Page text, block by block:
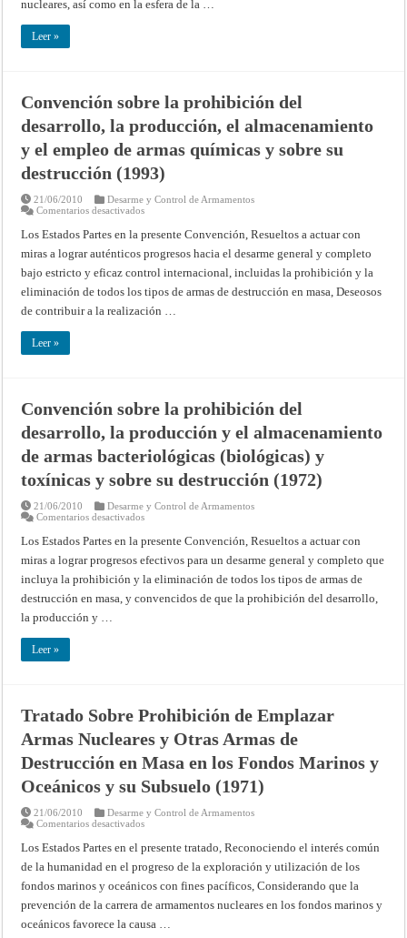
nucleares, así como en la esfera de la …
Leer »
Convención sobre la prohibición del
desarrollo, la producción, el almacenamiento
y el empleo de armas químicas y sobre su
destrucción (1993)
21/06/2010
Desarme y Control de Armamentos
Comentarios desactivadosen
sobre
la
prohibición
del
desarrollo,
la
producción,
el
almacenamiento
sobre
su
destrucción
(1993)
Los Estados Partes en la presente Convención, Resueltos a actuar con
miras a lograr auténticos progresos hacia el desarme general y completo
bajo estricto y eficaz control internacional, incluidas la prohibición y la
eliminación de todos los tipos de armas de destrucción en masa, Deseosos
de contribuir a la realización …
Leer »
Convención sobre la prohibición del
desarrollo, la producción y el almacenamiento
de armas bacteriológicas (biológicas) y
toxínicas y sobre su destrucción (1972)
21/06/2010
Desarme y Control de Armamentos
Comentarios desactivadosen
sobre
la
prohibición
desarrollo,
producción
y
sobre
destrucción
(1972)
Los Estados Partes en la presente Convención, Resueltos a actuar con
miras a lograr progresos efectivos para un desarme general y completo que
incluya la prohibición y la eliminación de todos los tipos de armas de
destrucción en masa, y convencidos de que la prohibición del desarrollo,
la producción y …
Leer »
Tratado Sobre Prohibición de Emplazar
Armas Nucleares y Otras Armas de
Destrucción en Masa en los Fondos Marinos y
Oceánicos y su Subsuelo (1971)
21/06/2010
Desarme y Control de Armamentos
Comentarios desactivadosen
Sobre
Prohibición
de
Emplazar
Armas
Nucleares
y
Otras
Armas
Los Estados Partes en el presente tratado, Reconociendo el interés común
de la humanidad en el progreso de la exploración y utilización de los
fondos marinos y oceánicos con fines pacíficos, Considerando que la
prevención de la carrera de armamentos nucleares en los fondos marinos y
oceánicos favorece la causa …